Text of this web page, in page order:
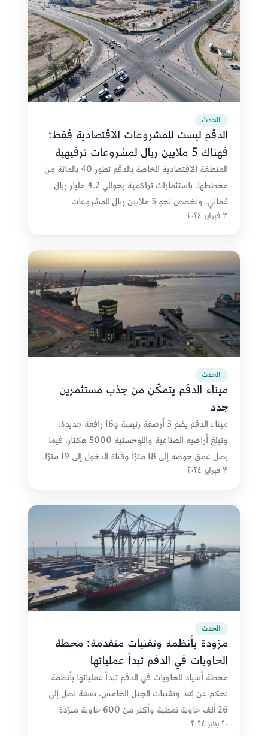
الحدث
الدقم ليست للمشروعات الاقتصادية فقط؛
فهناك 5 ملايين ريال لمشروعات ترفيهية
المنطقة الاقتصادية الخاصة بالدقم تطور 40 بالمائة من
مخططها، باستثمارات تراكمية بحوالي 4.2 مليار ريال
عُماني، وتخصص نحو 5 ملايين ريال للمشروعات
الترفيهية.
٣ فبراير ٢٠٢٤
الحدث
ميناء الدقم يتمكّن من جذب مستثمرين
جدد
ميناء الدقم يضم 3 أرصفة رئيسة و16 رافعة جديدة،
وتبلغ أراضيه الصناعية واللوجستية 5000 هكتار، فيما
يصل عمق حوضه إلى 18 مترًا وقناة الدخول إلى 19 مترًا.
٣ فبراير ٢٠٢٤
الحدث
مزودة بأنظمة وتقنيات متقدمة: محطة
الحاويات في الدقم تبدأ عملياتها
محطة أسياد للحاويات في الدقم تبدأ عملياتها بأنظمة
تحكم عن بُعد وتقنيات الجيل الخامس، بسعة تصل إلى
26 ألف حاوية نمطية وأكثر من 600 حاوية مبرّدة
ضمن مرافقها.
٢٠ يناير ٢٠٢٤